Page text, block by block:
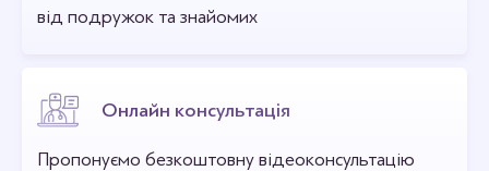
від подружок та знайомих
Онлайн консультація
Пропонуємо безкоштовну відеоконсультацію